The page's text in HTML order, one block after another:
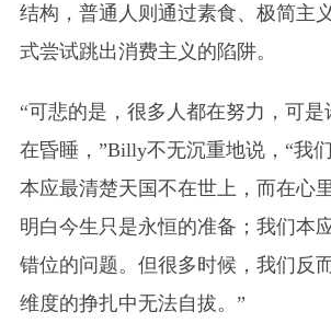
结构，普通人则通过素食、极简主
式尝试跳出消费主义的陷阱。
“可悲的是，很多人都在努力，可
在昏睡，”Billy不无沉重地说，“我
本应最清楚天国不在世上，而在心
明白今生只是永恒的准备；我们本
错位的问题。但很多时候，我们反
维度的挣扎中无法自拔。”